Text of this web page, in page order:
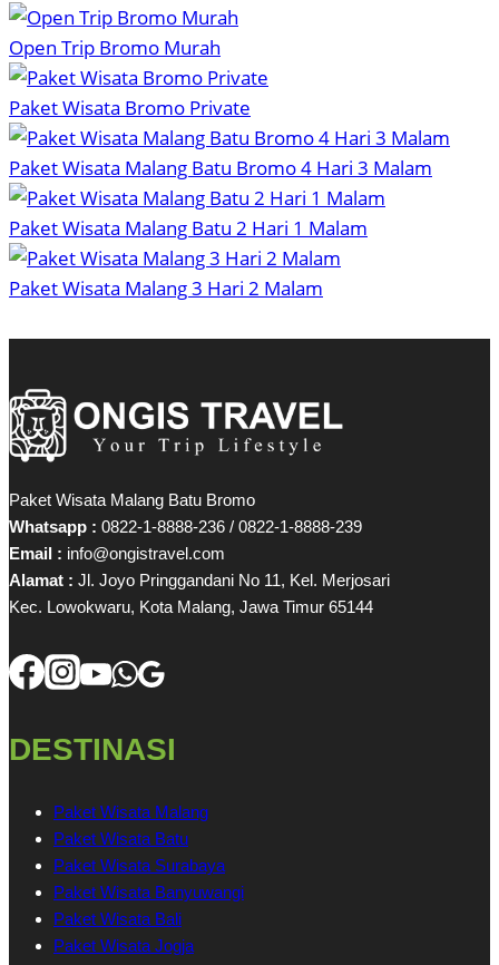
Open Trip Bromo Murah
Paket Wisata Bromo Private
Paket Wisata Malang Batu Bromo 4 Hari 3 Malam
Paket Wisata Malang Batu 2 Hari 1 Malam
Paket Wisata Malang 3 Hari 2 Malam
Paket Wisata Malang Batu Bromo
Whatsapp : 0822-1-8888-236 / 0822-1-8888-239
Email : info@ongistravel.com
Alamat : Jl. Joyo Pringgandani No 11, Kel. Merjosari
Kec. Lowokwaru, Kota Malang, Jawa Timur 65144
DESTINASI
Paket Wisata Malang
Paket Wisata Batu
Paket Wisata Surabaya
Paket Wisata Banyuwangi
Paket Wisata Bali
Paket Wisata Jogja